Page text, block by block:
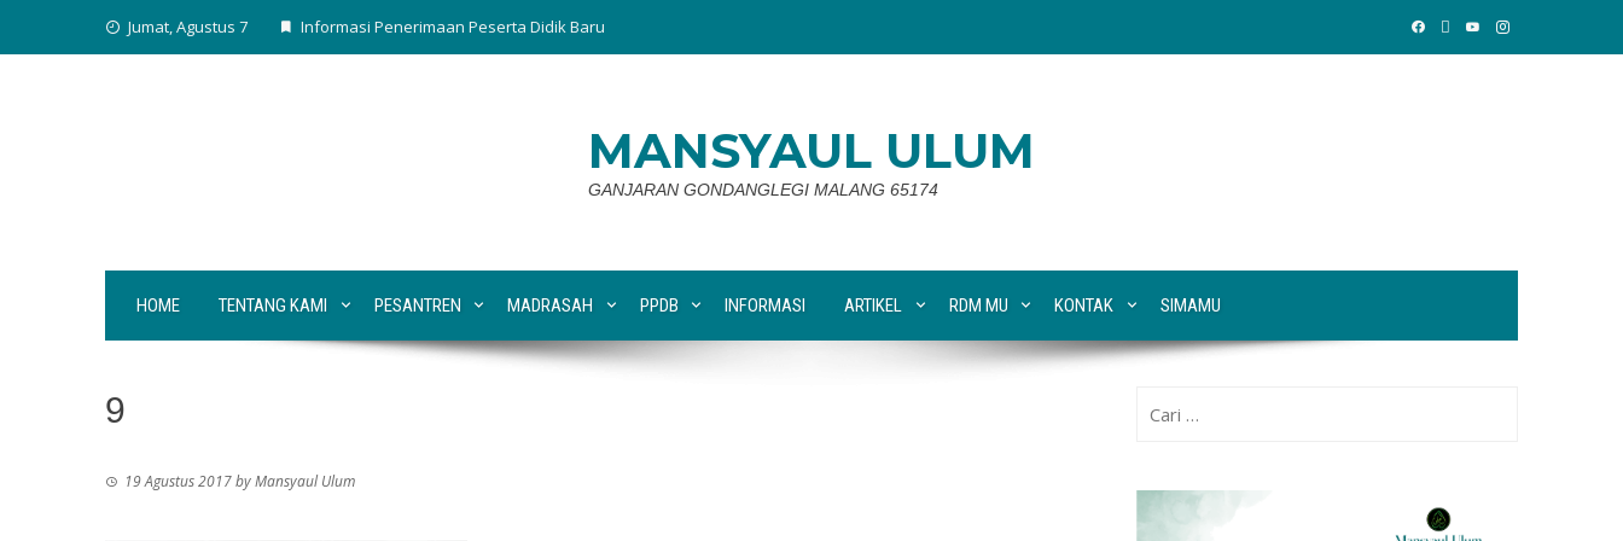
Jumat, Agustus 7 Informasi Penerimaan Peserta Didik Baru
MANSYAUL ULUM
GANJARAN GONDANGLEGI MALANG 65174
HOME TENTANG KAMI PESANTREN MADRASAH PPDB INFORMASI ARTIKEL RDM MU KONTAK SIMAMU
9
19 Agustus 2017byMansyaul Ulum
untuk: